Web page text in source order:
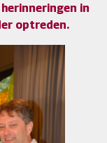
in
optreden.